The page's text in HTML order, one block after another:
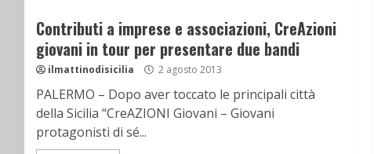
Contributi a imprese e associazioni, CreAzioni
giovani in tour per presentare due bandi
ilmattinodisicilia 2 agosto 2013
PALERMO – Dopo aver toccato le principali città
della Sicilia “CreAZIONI Giovani – Giovani
protagonisti di sé...